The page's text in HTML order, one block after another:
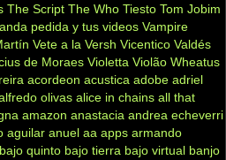
The Script The Who Tiesto Tom Jobim
pedida y tus videos Vampire
Vete a la Versh Vicentico Valdés
de Moraes Violetta Violão Wheatus
acordeon acustica adobe adriel
olivas alice in chains all that
amazon anastacia andrea echeverri
aguilar anuel aa apps armando
bajo quinto bajo tierra bajo virtual banjo